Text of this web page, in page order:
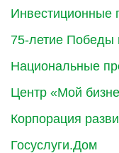
Инвестиционные
75-летие
Национальные
Центр «Мой
Корпорация
Госуслуги.Дом